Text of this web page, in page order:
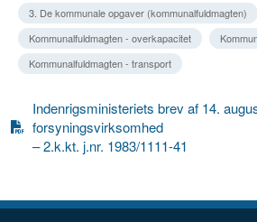
3. De kommunale opgaver (kommunalfuldmagten)
Kommunalfuldmagten - overkapacitet
Kommunalfuldmagten - transport
Indenrigsministeriets brev af 14.
forsyningsvirksomhed
– 2.k.kt. j.nr. 1983/1111-41